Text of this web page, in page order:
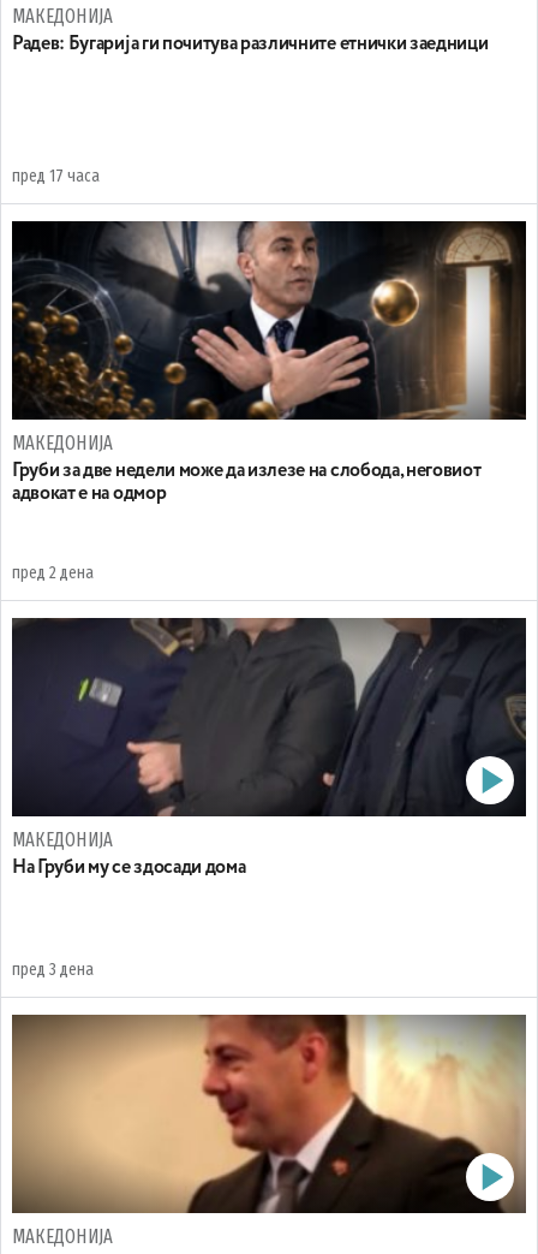
МАКЕДОНИЈА
Радев: Бугарија ги почитува различните етнички заедници
пред 17 часа
МАКЕДОНИЈА
Груби за две недели може да излезе на слобода, неговиот
адвокат е на одмор
пред 2 дена
МАКЕДОНИЈА
На Груби му се здосади дома
пред 3 дена
МАКЕДОНИЈА